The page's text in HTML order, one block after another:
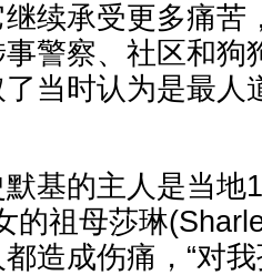
续承受更多痛苦
警察、社区和狗
当时认为是最人
基的主人是当地
的祖母莎琳
造成伤痛，“对